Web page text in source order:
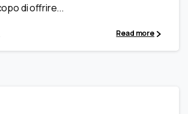
di offrire...
Read more